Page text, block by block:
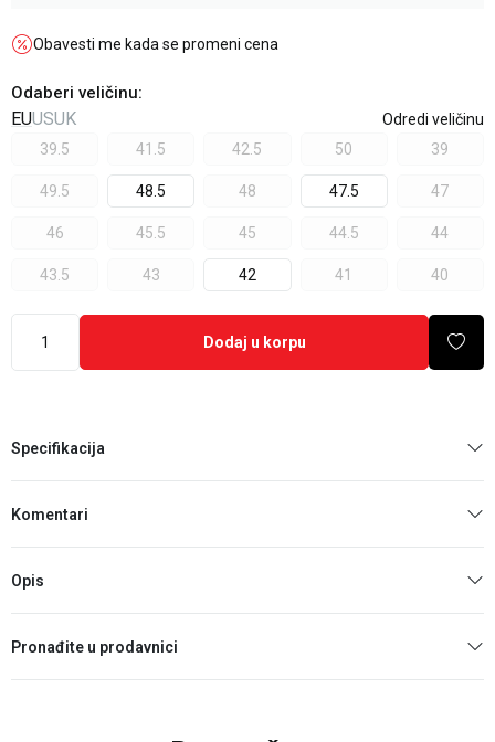
Obavesti me kada se promeni cena
Odaberi veličinu:
EUUSUK
Odredi veličinu
39.5
41.5 42.5 50 39
49.5 48.5 48 47.5 47
46 45.5 45 44.5 44
43.5 43 42 41 40
Dodaj u korpu
Specifikacija
Komentari
Opis
Pronađite u prodavnici